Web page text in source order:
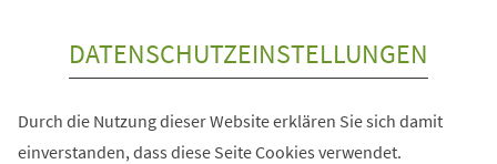
DATENSCHUTZEINSTELLUNGEN
Durch die Nutzung dieser Website erklären Sie sich damit
einverstanden, dass diese Seite Cookies verwendet.